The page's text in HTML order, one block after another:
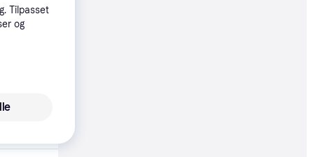
kr.
Tilpasset
og